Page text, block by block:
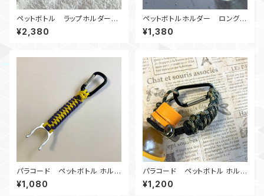
ペットボトル ラップホルダー_R
B
¥2,380
ペットボトルホルダー ロングB
G
¥1,380
パラコード ペットボトル ホルダ
ー 紫黄
¥1,080
パラコード ペットボトル ホルダ
ー B180C
¥1,200